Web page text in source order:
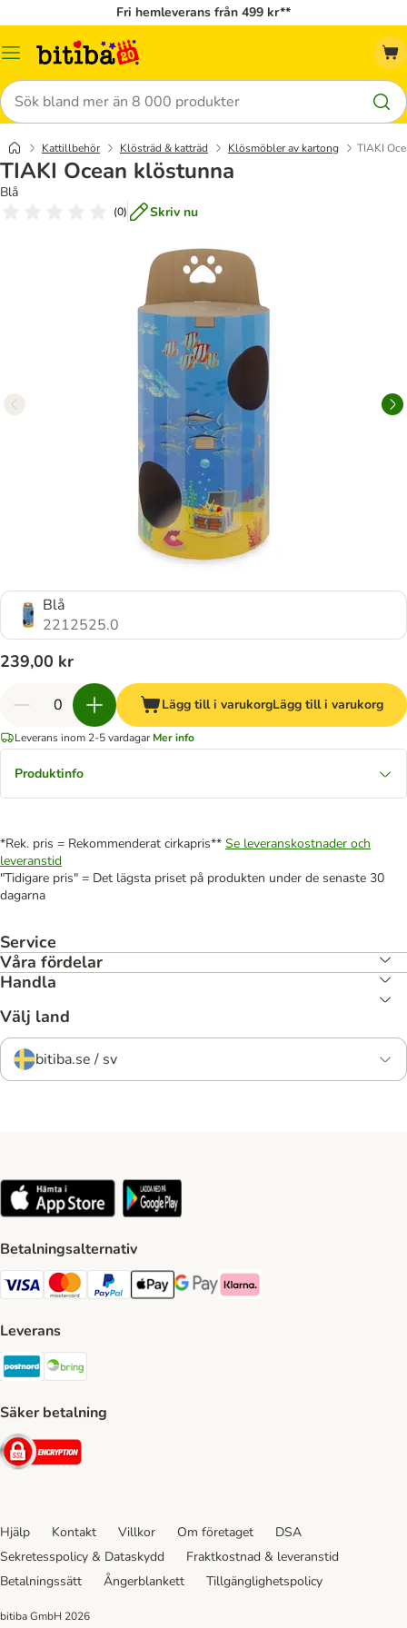
Fri hemleverans från 499 kr**
Meny
Sök
Kattillbehör Klösträd & katträd Klösmöbler av kartong TIAKI
TIAKI Ocean klöstunna
Blå
(0) Skriv nu
Blå
2212525.0
239,00 kr
Lägg till i varukorgLägg till i varukorg
Leverans inom 2-5 vardagar Mer info
Produktinfo
*Rek. pris = Rekommenderat cirkapris** Se leveranskostnader och
leveranstid
"Tidigare pris" = Det lägsta priset på produkten under de senaste 30
dagarna
Service
Våra fördelar
Handla
Välj land
bitiba.se / sv
Betalningsalternativ
VISA Payment Method
Mastercard Payment Method
Paypal Payment Method
Apple Pay Payment Method
Google Pay Payment Method
Klarna Payment Method
Leverans
Postnord Shipping Method
Säker betalning
Security
Hjälp Kontakt Villkor Om företaget
DSA
Sekretesspolicy & Dataskydd
Fraktkostnad & leveranstid
Betalningssätt
Ångerblankett Tillgänglighetspolicy
bitiba GmbH 2026